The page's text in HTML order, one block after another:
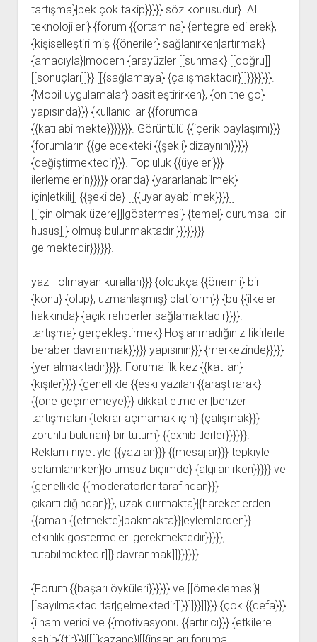
tartışma}|pek çok takip}}}}} söz konusudur}. AI
teknolojileri} {forum {{ortamına} {entegre edilerek},
{kişiselleştirilmiş {{öneriler} sağlanırken|artırmak}
{amacıyla}|modern {arayüzler [[sunmak} [[doğru]]
[[sonuçları]]}} [[{sağlamaya} {çalışmaktadır}]]}}}}}}}.
{Mobil uygulamalar} basitleştirirken}, {on the go}
yapısında}}} {kullanıcılar {{forumda
{{katılabilmekte}}}}}}}. Görüntülü {{içerik paylaşımı}}}
{forumların {{gelecekteki {{şekli}|dizaynını}}}}}
{değiştirmektedir}}}. Topluluk {{üyeleri}}}
ilerlemelerin}}}}} oranda} {yararlanabilmek}
için|etkili]] {{şekilde} [[{{uyarlayabilmek}}}}]]
[[için|olmak üzere]]|göstermesi} {temel} durumsal bir
husus]]} olmuş bulunmaktadır|}}}}}}}}
gelmektedir}}}}}}.
yazılı olmayan kuralları}}} {oldukça {{önemli} bir
{konu} {olup}, uzmanlaşmış} platform}} {bu {{ilkeler
hakkında} {açık rehberler sağlamaktadır}}}}.
tartışma} gerçekleştirmek}|Hoşlanmadığınız fikirlerle
beraber davranmak}}}}} yapısının}}} {merkezinde}}}}}
{yer almaktadır}}}}. Foruma ilk kez {{katılan}
{kişiler}}}} {genellikle {{eski yazıları {{araştırarak}
{{öne geçmemeye}}} dikkat etmeleri|benzer
tartışmaları {tekrar açmamak için} {çalışmak}}}
zorunlu bulunan} bir tutum} {{exhibitlerler}}}}}}.
Reklam niyetiyle {{yazılan}}} {{mesajlar}}} tepkiyle
selamlanırken}|olumsuz biçimde} {algılanırken}}}}} ve
{genellikle {{moderatörler tarafından}}}
çıkartıldığından}}}, uzak durmakta}|{hareketlerden
{{aman {{etmekte}|bakmakta}}|eylemlerden}}
etkinlik göstermeleri gerekmektedir}}}}},
tutabilmektedir]]}|davranmak]]}}}}}}.
{Forum {{başarı öyküleri}}}}}} ve [[örneklemesi}|
[[sayılmaktadırlar|gelmektedir]]}}]]}}]]}}} {çok {{defa}}}
{ilham verici ve {{motivasyonu {{artırıcı}}} {etkilere